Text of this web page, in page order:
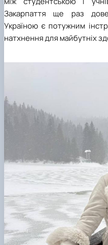
Закарпаття ще раз
Україною є потужним
натхнення для майбутніх